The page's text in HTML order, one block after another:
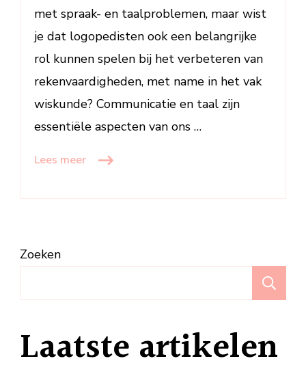
met spraak- en taalproblemen, maar wist
je dat logopedisten ook een belangrijke
rol kunnen spelen bij het verbeteren van
rekenvaardigheden, met name in het vak
wiskunde? Communicatie en taal zijn
essentiële aspecten van ons …
Lees meer
Zoeken
Laatste artikelen